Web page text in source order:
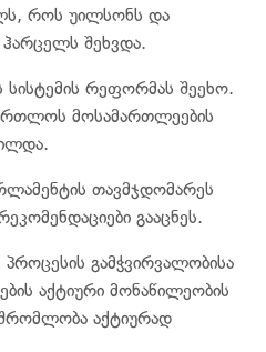
როს უილსონს და
შეხვდა.
სისტემის რეფორმას შეეხო.
მოსამართლეების
თავმჯდომარეს
გააცნეს.
გამჭვირვალობისა
აქტიური მონაწილეობის
აქტიურად